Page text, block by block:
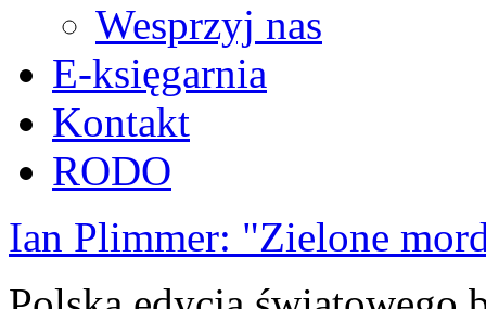
Wesprzyj nas
E-księgarnia
Kontakt
RODO
Ian Plimmer: "Zielone